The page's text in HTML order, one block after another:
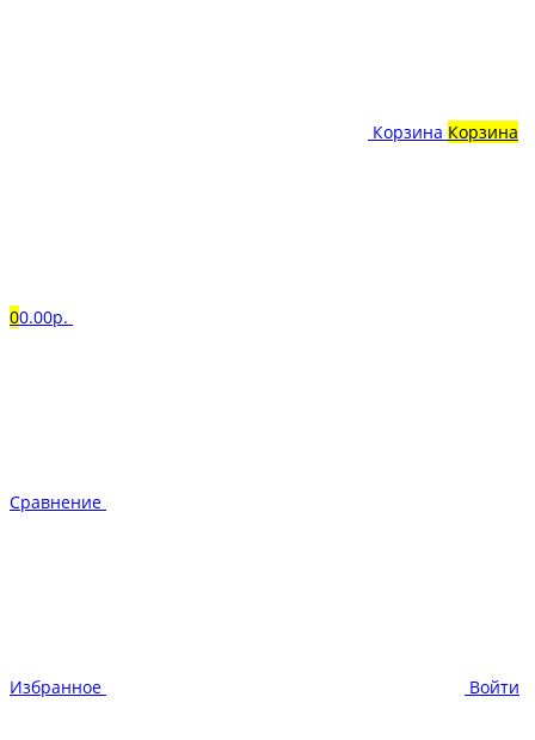
Корзина Корзина
00.00р.
Сравнение
Избранное Войти